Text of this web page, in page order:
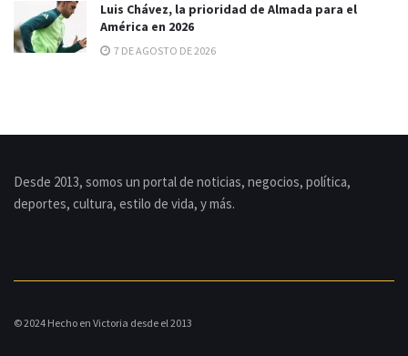
Luis Chávez, la prioridad de Almada para el
América en 2026
7 DE AGOSTO DE 2026
Desde 2013, somos un portal de noticias, negocios, política,
deportes, cultura, estilo de vida, y más.
© 2024 Hecho en Victoria desde el 2013